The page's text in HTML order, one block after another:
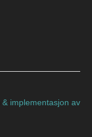
& implementasjon av